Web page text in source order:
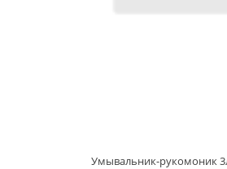
Умывальник-рукомоник